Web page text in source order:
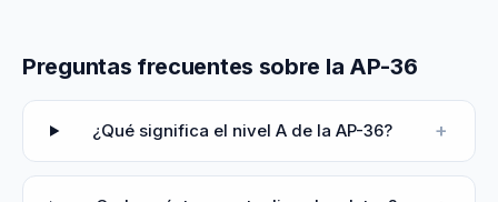
Preguntas frecuentes sobre la AP-36
¿Qué significa el nivel A de la AP-36? +